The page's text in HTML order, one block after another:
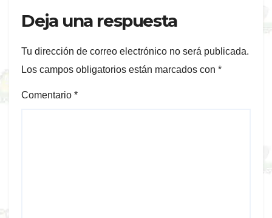
Deja una respuesta
Tu dirección de correo electrónico no será publicada.
Los campos obligatorios están marcados con *
Comentario *